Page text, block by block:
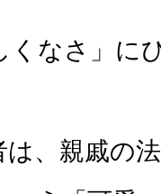
くなさ」に
、親戚の